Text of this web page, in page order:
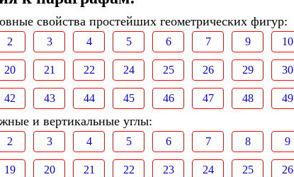
свойства простейших геометрических фигур:
2 3 4 5 6 7 9 10
20 21 22 24 25 26 29 30
42 43 44 45 46 47 48 49
и вертикальные углы:
2 3 4 5 6 7 8 9
19 20 21 22 23 24 25 26